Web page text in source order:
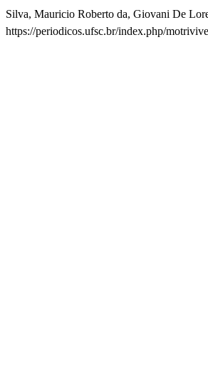
Silva, Mauricio Roberto da, Giovani De
https://periodicos.ufsc.br/index.php/